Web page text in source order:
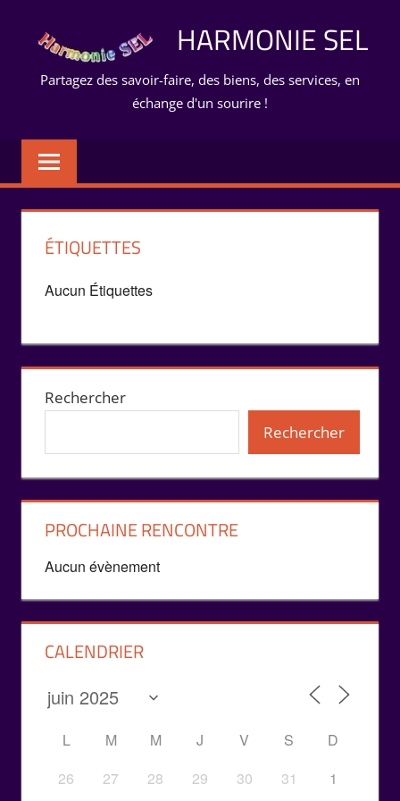
HARMONIE SEL
Partagez des savoir-faire, des biens, des services, en
échange d'un sourire !
ÉTIQUETTES
Aucun Étiquettes
Rechercher
Rechercher
PROCHAINE RENCONTRE
Aucun évènement
CALENDRIER
L M M J V S
D
26
27 28 29 30 31 1